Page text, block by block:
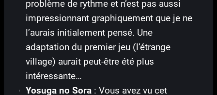
problème de rythme et n’est pas aussi
impressionnant graphiquement que je ne
l’aurais initialement pensé. Une
adaptation du premier jeu (l’étrange
village) aurait peut-être été plus
intéressante…
Yosuga no Sora: Vous avez vu cet